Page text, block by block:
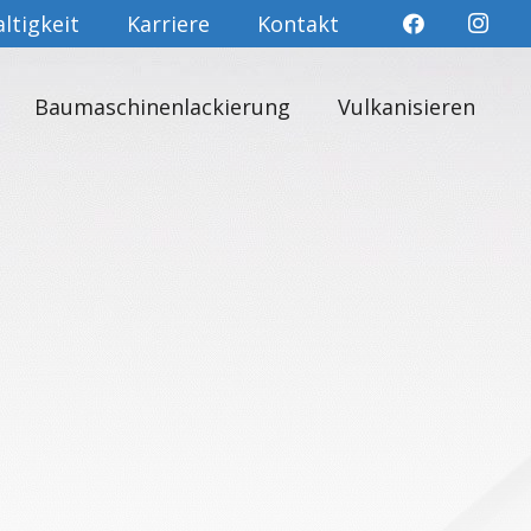
Karriere Kontakt
Baumaschinenlackierung Vulkanisieren